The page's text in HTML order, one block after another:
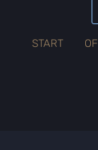
START